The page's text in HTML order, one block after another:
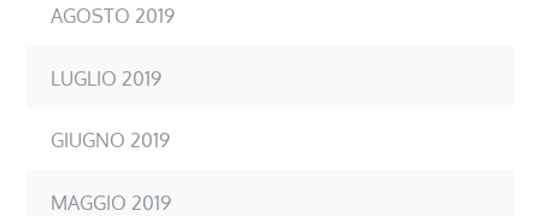
AGOSTO 2019
LUGLIO 2019
GIUGNO 2019
MAGGIO 2019